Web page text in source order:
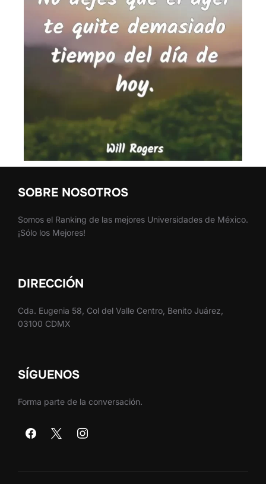
SOBRE NOSOTROS
Somos el Ranking de las mejores Universidades de México.
¡Sólo los Mejores!
DIRECCIÓN
Cda. Eugenia 58, Col del Valle Centro, Benito Juárez,
03100 CDMX
SÍGUENOS
Forma parte de la conversación.